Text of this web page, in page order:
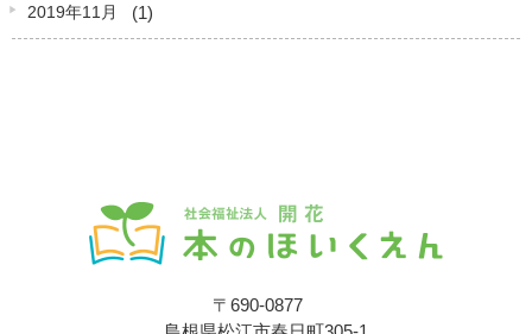
2019年11月 (1)
〒690-0877